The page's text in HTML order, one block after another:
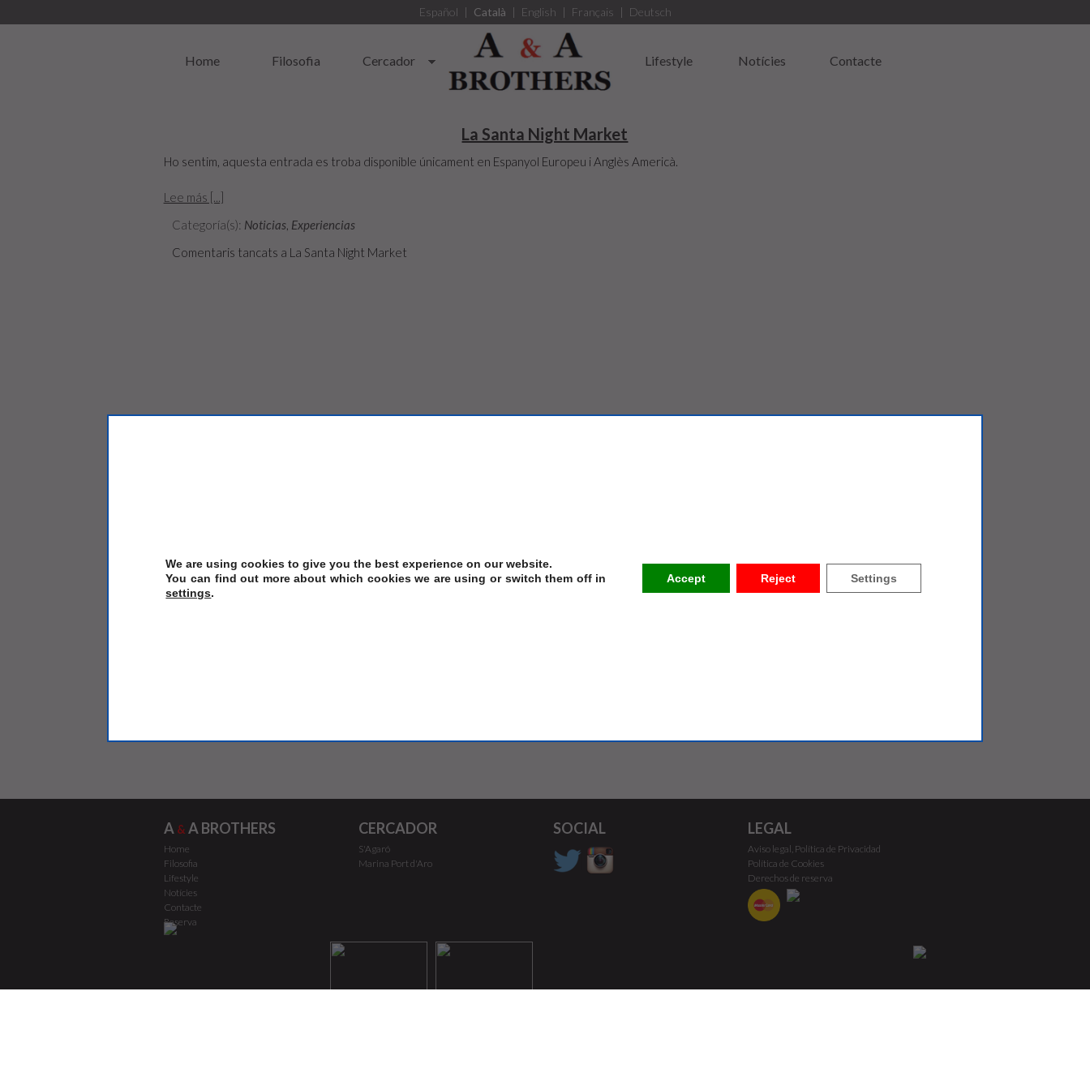
Español | Català | English | Français | Deutsch
Home Filosofia Cercador Lifestyle Notícies Contacte
La Santa Night Market
Ho sentim, aquesta entrada es troba disponible únicament en Espanyol Europeu i Anglès Americà.
Lee más [...]
Categoría(s): Noticias Experiencias
Comentaris tancats a La Santa Night Market
A & A BROTHERS
Home
Filosofia
Lifestyle
Notícies
Contacte
Reserva
CERCADOR
S'Agaró
Marina Port d'Aro
SOCIAL LEGAL
Aviso legal, Política de Privacidad
Política de Cookies
Derechos de reserva
We are using cookies to give you the best experience on our website.
You can find out more about which cookies we are using or switch them off in
settings.
Accept Reject Settings